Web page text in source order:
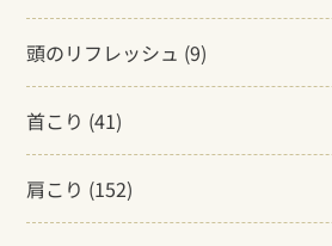
頭のリフレッシュ (9)
首こり (41)
肩こり (152)